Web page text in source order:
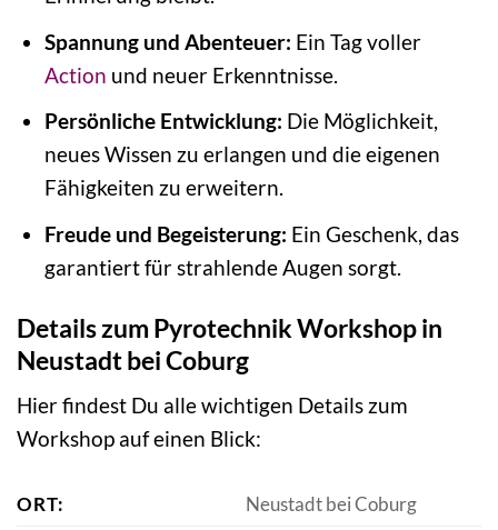
Spannung und Abenteuer: Ein Tag voller
Action und neuer Erkenntnisse.
Persönliche Entwicklung: Die Möglichkeit,
neues Wissen zu erlangen und die eigenen
Fähigkeiten zu erweitern.
Freude und Begeisterung: Ein Geschenk, das
garantiert für strahlende Augen sorgt.
Details zum Pyrotechnik Workshop in
Neustadt bei Coburg
Hier findest Du alle wichtigen Details zum
Workshop auf einen Blick:
ORT:
Neustadt bei Coburg